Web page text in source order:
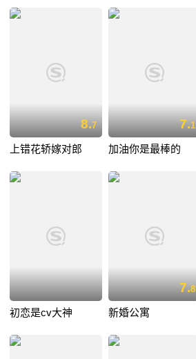
8.7
上错花轿嫁对郎
7.1
加油你是最棒的
初恋是cv大神
7.8
新婚公寓